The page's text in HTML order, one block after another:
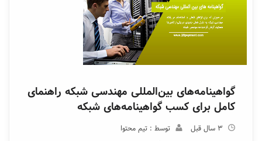
گواهینامه‌های بین‌المللی مهندسی شبکه راهنمای
کامل برای کسب گواهینامه‌های شبکه
3 سال قبل توسط : تیم محتوا